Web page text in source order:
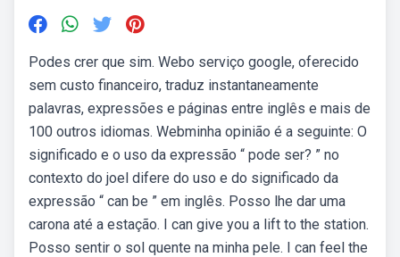
Podes crer que sim. Webo serviço google, oferecido
sem custo financeiro, traduz instantaneamente
palavras, expressões e páginas entre inglês e mais de
100 outros idiomas. Webminha opinião é a seguinte: O
significado e o uso da expressão “ pode ser? ” no
contexto do joel difere do uso e do significado da
expressão “ can be ” em inglês. Posso lhe dar uma
carona até a estação. I can give you a lift to the station.
Posso sentir o sol quente na minha pele. I can feel the